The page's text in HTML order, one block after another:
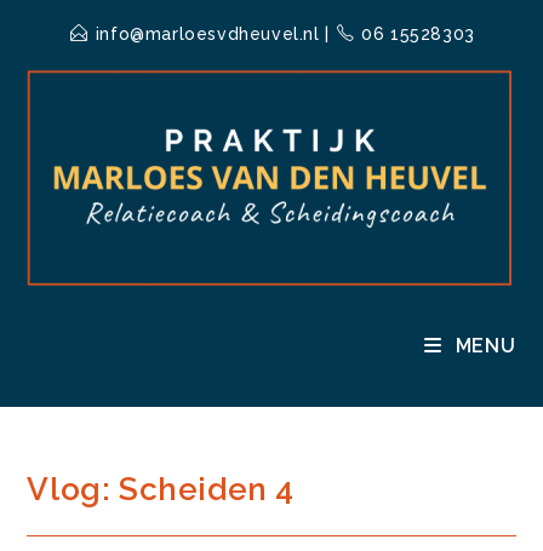
info@marloesvdheuvel.nl 06 15528303
MENU
Vlog: Scheiden 4